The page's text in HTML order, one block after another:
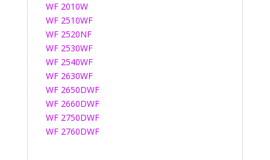
WF 2010W
WF 2510WF
WF 2520NF
WF 2530WF
WF 2540WF
WF 2630WF
WF 2650DWF
WF 2660DWF
WF 2750DWF
WF 2760DWF